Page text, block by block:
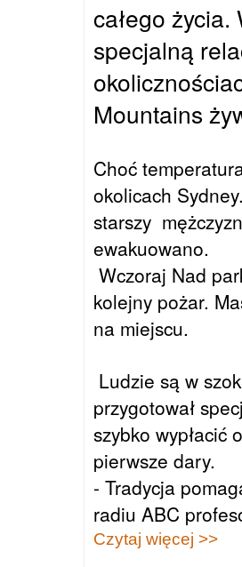
całego
specjalną
Mountains
Choć
okolicach
starszy
ewakuowano.
Wczoraj Nad
kolejny pożar.
na miejscu.
Ludzie są w
przygotował
szybko wypłacić
pierwsze dary.
- Tradycja
radiu ABC
Czytaj więcej >>